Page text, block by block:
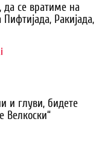
се вратиме на
Пифтијада, Ракијада,
и глуви, бидете
Велкоски“